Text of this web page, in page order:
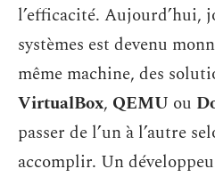
l’efficacité. Aujourd’hui,
systèmes est devenu
même machine, des
VirtualBox, QEMU ou
passer de l’un à l’autre
accomplir. Un